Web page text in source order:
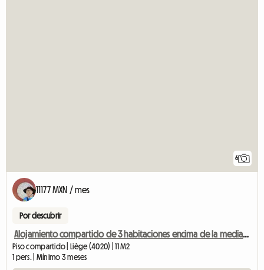
6
11177 MXN / mes
Por descubrir
Alojamiento compartido de 3 habitaciones encima de la mediacity.
Piso compartido | Liège (4020) | 11 M2
1 pers. | Mínimo 3 meses